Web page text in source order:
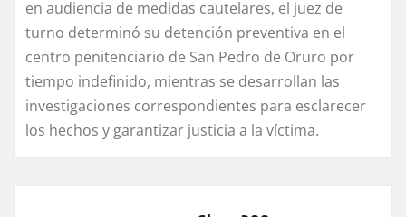
en audiencia de medidas cautelares, el juez de
turno determinó su detención preventiva en el
centro penitenciario de San Pedro de Oruro por
tiempo indefinido, mientras se desarrollan las
investigaciones correspondientes para esclarecer
los hechos y garantizar justicia a la víctima.